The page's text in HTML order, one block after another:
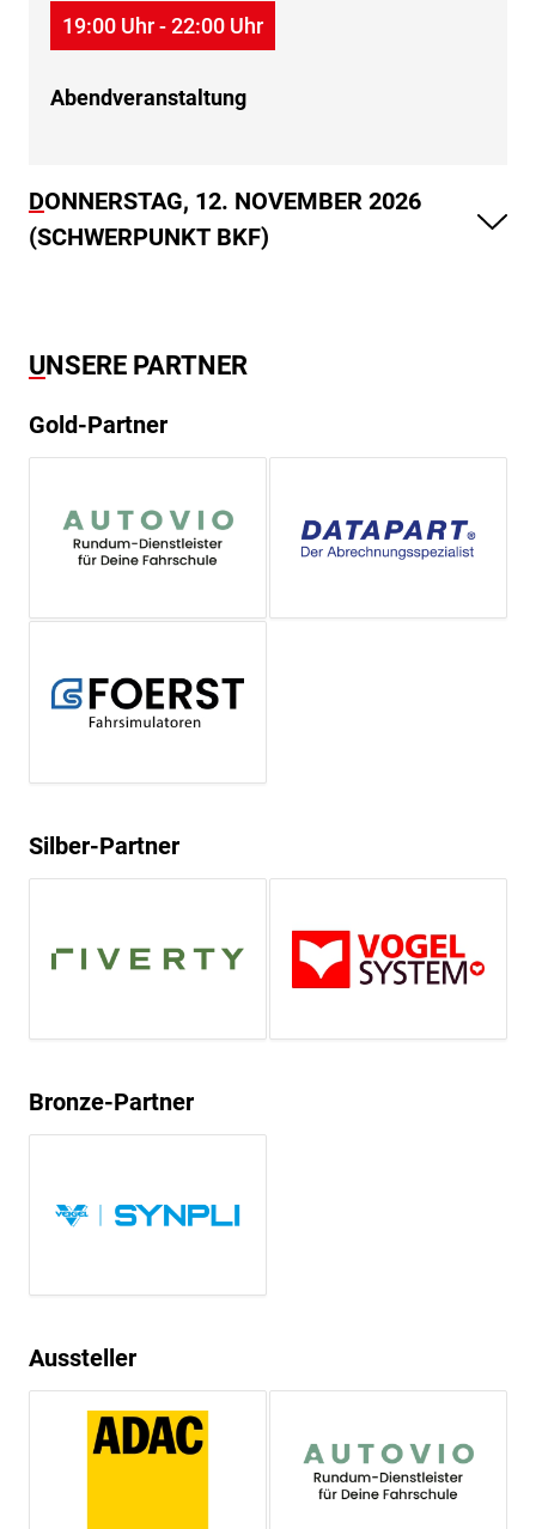
19:00 Uhr - 22:00 Uhr
Abendveranstaltung
DONNERSTAG, 12. NOVEMBER 2026
(SCHWERPUNKT BKF)
UNSERE PARTNER
Gold-Partner
Silber-Partner
Bronze-Partner
Aussteller